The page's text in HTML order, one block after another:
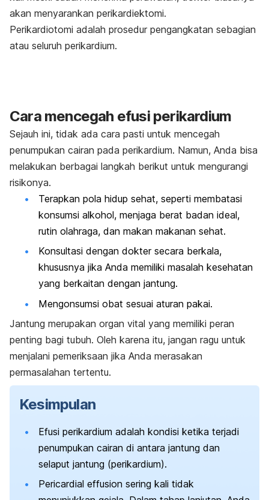
akan menyarankan perikardiektomi.
Perikardiotomi adalah prosedur pengangkatan sebagian
atau seluruh perikardium.
Cara mencegah efusi perikardium
Sejauh ini, tidak ada cara pasti untuk mencegah
penumpukan cairan pada perikardium. Namun, Anda bisa
melakukan berbagai langkah berikut untuk mengurangi
risikonya.
Terapkan pola hidup sehat, seperti membatasi
konsumsi alkohol, menjaga berat badan ideal,
rutin olahraga, dan makan makanan sehat.
Konsultasi dengan dokter secara berkala,
khususnya jika Anda memiliki masalah kesehatan
yang berkaitan dengan jantung.
Mengonsumsi obat sesuai aturan pakai.
Jantung merupakan organ vital yang memiliki peran
penting bagi tubuh. Oleh karena itu, jangan ragu untuk
menjalani pemeriksaan jika Anda merasakan
permasalahan tertentu.
Kesimpulan
Efusi perikardium adalah kondisi ketika terjadi
penumpukan cairan di antara jantung dan
selaput jantung (perikardium).
Pericardial effusion sering kali tidak